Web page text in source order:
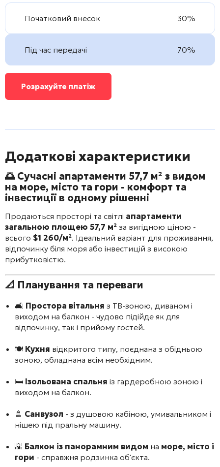
Початковий внесок 30%
Під час передачі 70%
Розрахуйте платіж
Додаткові характеристики
🌅Сучасні апартаменти 57,7 м² з видом
на море, місто та гори - комфорт та
інвестиції в одному рішенні
Продаються просторі та світлі апартаменти
загальною площею 57,7 м² за вигідною ціною -
всього $1 260/м². Ідеальний варіант для проживання,
відпочинку біля моря або інвестицій з високою
прибутковістю.
📐 Планування та переваги
🛋️ Простора вітальня з ТВ-зоною, диваном і
виходом на балкон - чудово підійде як для
відпочинку, так і прийому гостей.
🍽️ Кухня відкритого типу, поєднана з обідньою
зоною, обладнана всім необхідним.
🛏️ Ізольована спальня із гардеробною зоною і
виходом на балкон.
🚿 Санвузол - з душовою кабіною, умивальником і
нішею під пральну машину.
🌇 Балкон із панорамним видом на море, місто і
гори - справжня родзинка об'єкта.